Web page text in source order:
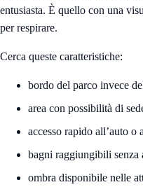
entusiasta. È quello con una
per respirare.
Cerca queste caratteristiche:
bordo del parco invece
area con possibilità di
accesso rapido all’auto
bagni raggiungibili senza
ombra disponibile nelle